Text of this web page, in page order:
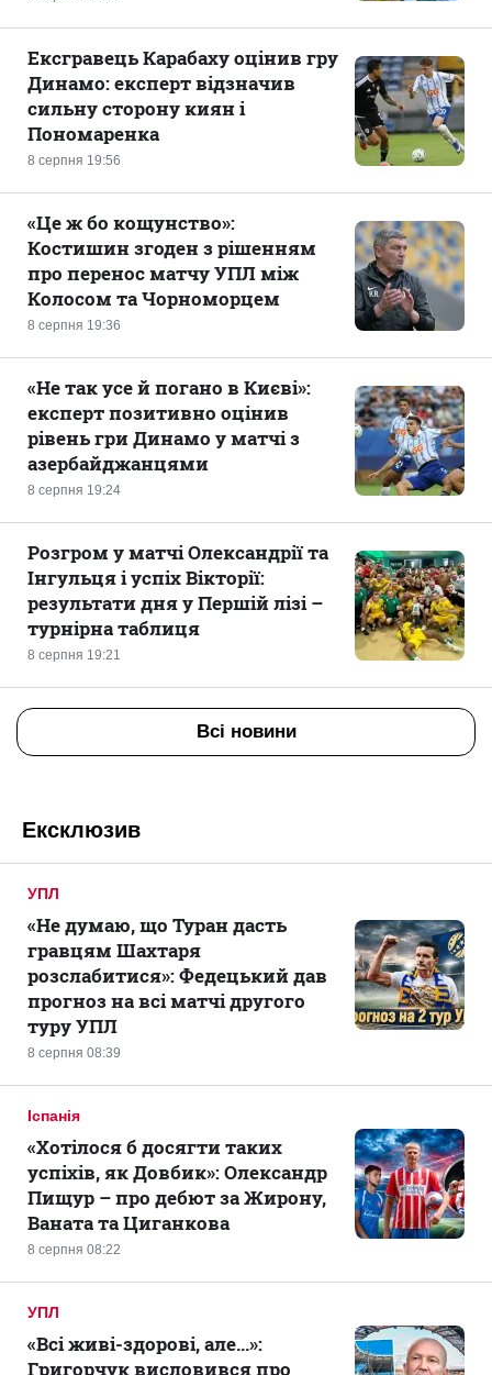
8 серпня 19:56
Ексгравець Карабаху оцінив гру
Динамо: експерт відзначив
сильну сторону киян і
Пономаренка
8 серпня 19:36
«Це ж бо кощунство»:
Костишин згоден з рішенням
про перенос матчу УПЛ між
Колосом та Чорноморцем
8 серпня 19:24
«Не так усе й погано в Києві»:
експерт позитивно оцінив
рівень гри Динамо у матчі з
азербайджанцями
8 серпня 19:21
Розгром у матчі Олександрії та
Інгульця і успіх Вікторії:
результати дня у Першій лізі –
турнірна таблиця
Всі новини
Ексклюзив
УПЛ
8 серпня 08:39
«Не думаю, що Туран дасть
гравцям Шахтаря
розслабитися»: Федецький дав
прогноз на всі матчі другого
туру УПЛ
Іспанія
8 серпня 08:22
«Хотілося б досягти таких
успіхів, як Довбик»: Олександр
Пищур – про дебют за Жирону,
Ваната та Циганкова
УПЛ
«Всі живі-здорові, але...»:
Григорчук висловився про